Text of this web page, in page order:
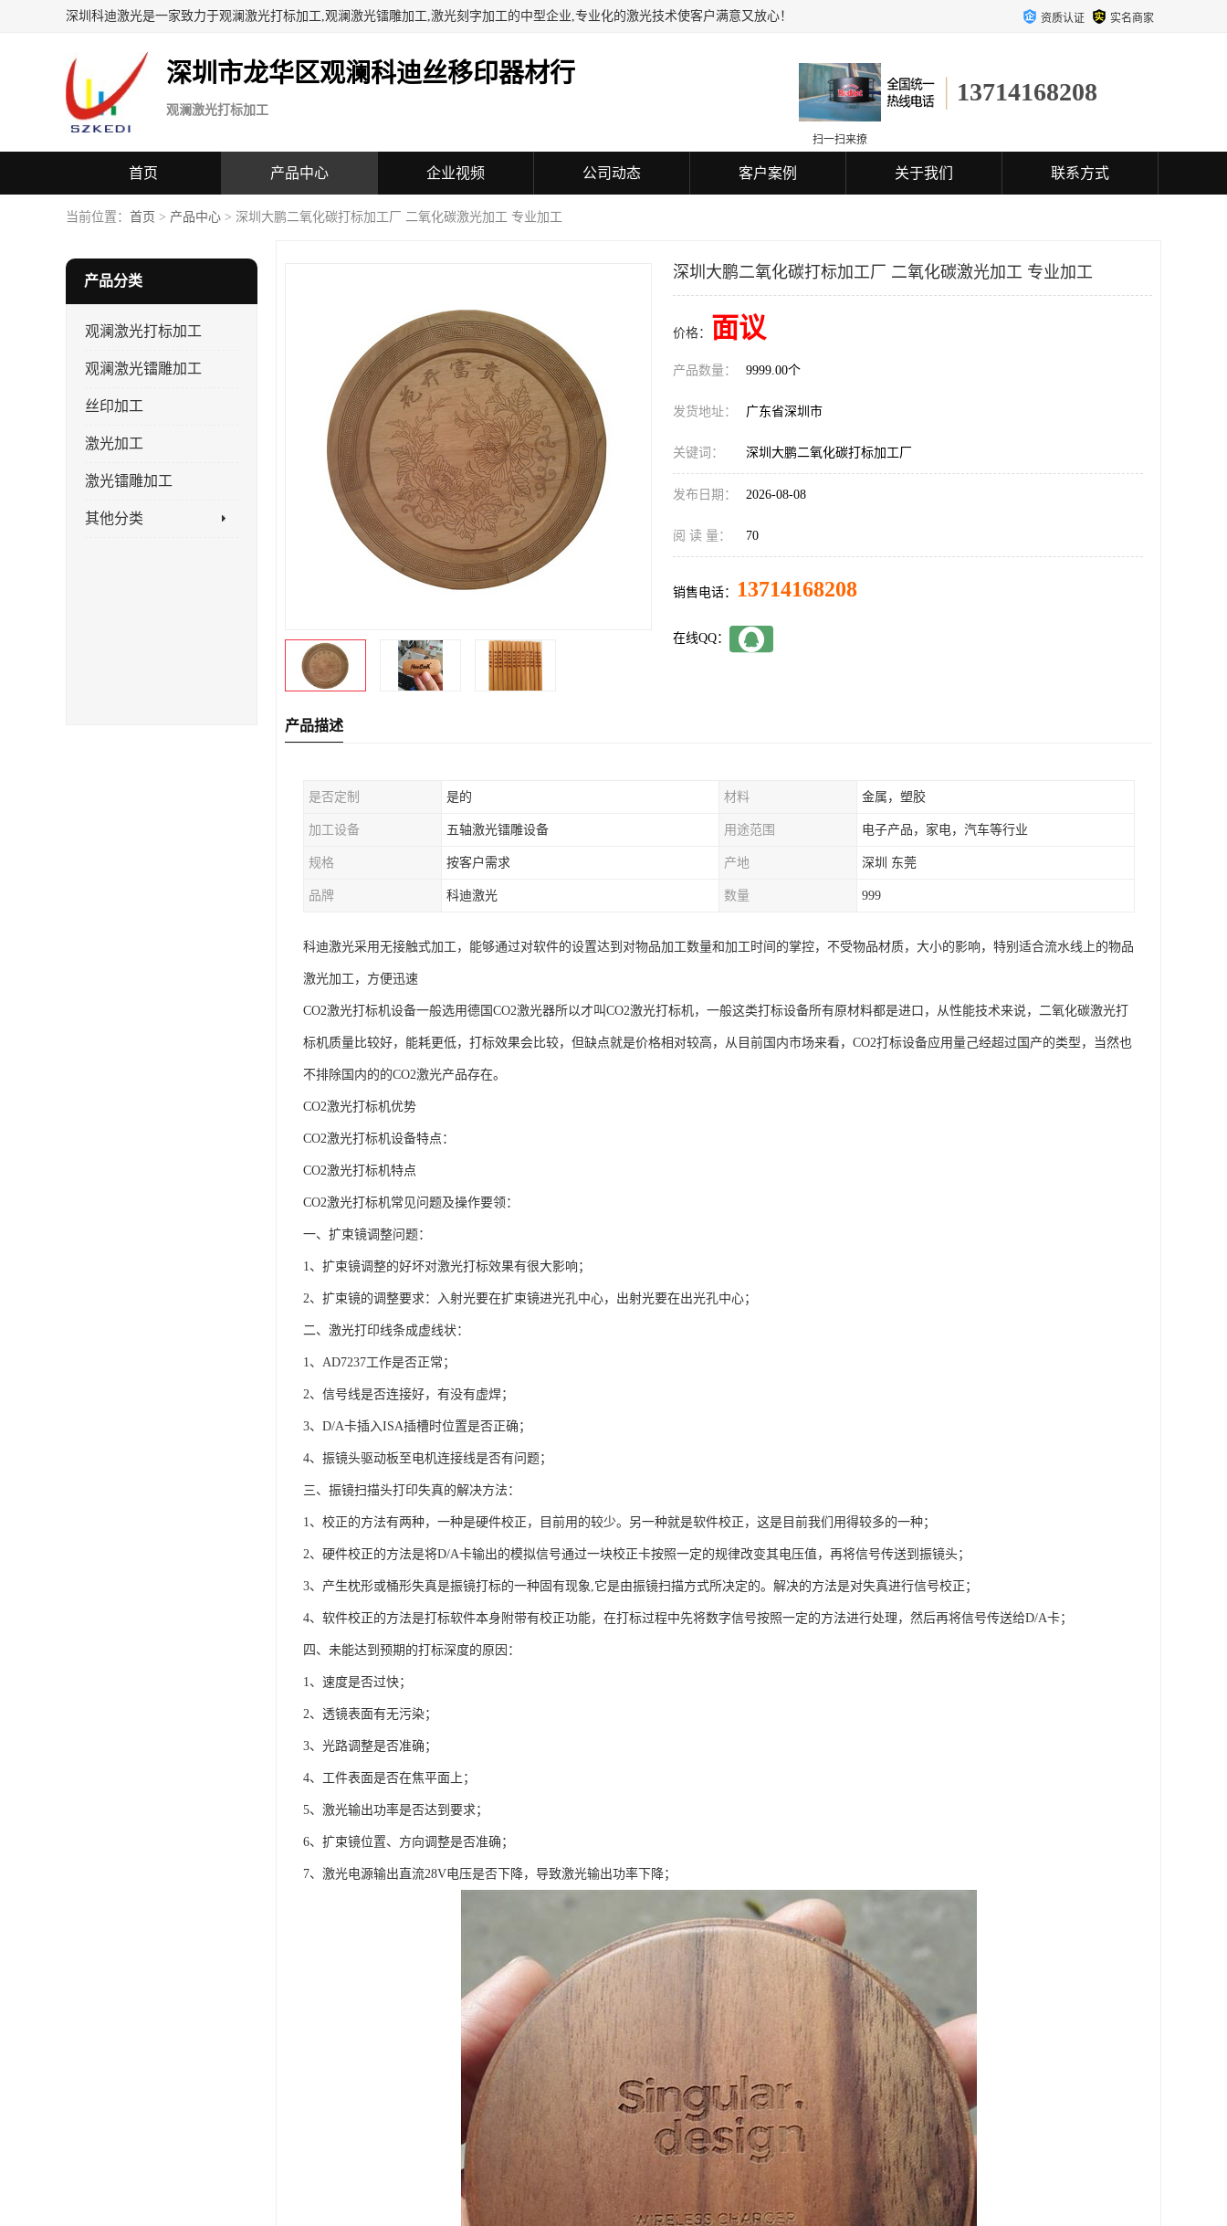
深圳科迪激光是一家致力于观澜激光打标加工,观澜激光镭雕加工,激光刻字加工的中型企业,专业化的激光技术使客户满意又放心！ 资质认证 实名商家
深圳市龙华区观澜科迪丝移印器材行
观澜激光打标加工
13714168208
扫一扫来撩
首页 产品中心 企业视频 公司动态 客户案例 关于我们 联系方式
当前位置： 首页 > 产品中心 > 深圳大鹏二氧化碳打标加工厂 二氧化碳激光加工 专业加工
产品分类
观澜激光打标加工
观澜激光镭雕加工
丝印加工
激光加工
激光镭雕加工
其他分类
深圳大鹏二氧化碳打标加工厂 二氧化碳激光加工 专业加工
价格： 面议
产品数量： 9999.00个
发货地址： 广东省深圳市
关键词： 深圳大鹏二氧化碳打标加工厂
发布日期： 2026-08-08
阅 读 量： 70
销售电话： 13714168208
在线QQ：
产品描述
是否定制 是的 材料 金属，塑胶
加工设备 五轴激光镭雕设备 用途范围 电子产品，家电，汽车等行业
规格 按客户需求 产地 深圳 东莞
品牌 科迪激光 数量 999
科迪激光采用无接触式加工，能够通过对软件的设置达到对物品加工数量和加工时间的掌控，不受物品材质，大小的影响，特别适合流水线上的物品
激光加工，方便迅速
CO2激光打标机设备一般选用德国CO2激光器所以才叫CO2激光打标机，一般这类打标设备所有原材料都是进口，从性能技术来说，二氧化碳激光打
标机质量比较好，能耗更低，打标效果会比较，但缺点就是价格相对较高，从目前国内市场来看，CO2打标设备应用量己经超过国产的类型，当然也
不排除国内的的CO2激光产品存在。
CO2激光打标机优势
CO2激光打标机设备特点：
CO2激光打标机特点
CO2激光打标机常见问题及操作要领：
一、扩束镜调整问题：
1、扩束镜调整的好坏对激光打标效果有很大影响；
2、扩束镜的调整要求：入射光要在扩束镜进光孔中心，出射光要在出光孔中心；
二、激光打印线条成虚线状：
1、AD7237工作是否正常；
2、信号线是否连接好，有没有虚焊；
3、D/A卡插入ISA插槽时位置是否正确；
4、振镜头驱动板至电机连接线是否有问题；
三、振镜扫描头打印失真的解决方法：
1、校正的方法有两种，一种是硬件校正，目前用的较少。另一种就是软件校正，这是目前我们用得较多的一种；
2、硬件校正的方法是将D/A卡输出的模拟信号通过一块校正卡按照一定的规律改变其电压值，再将信号传送到振镜头；
3、产生枕形或桶形失真是振镜打标的一种固有现象,它是由振镜扫描方式所决定的。解决的方法是对失真进行信号校正；
4、软件校正的方法是打标软件本身附带有校正功能，在打标过程中先将数字信号按照一定的方法进行处理，然后再将信号传送给D/A卡；
四、未能达到预期的打标深度的原因：
1、速度是否过快；
2、透镜表面有无污染；
3、光路调整是否准确；
4、工件表面是否在焦平面上；
5、激光输出功率是否达到要求；
6、扩束镜位置、方向调整是否准确；
7、激光电源输出直流28V电压是否下降，导致激光输出功率下降；